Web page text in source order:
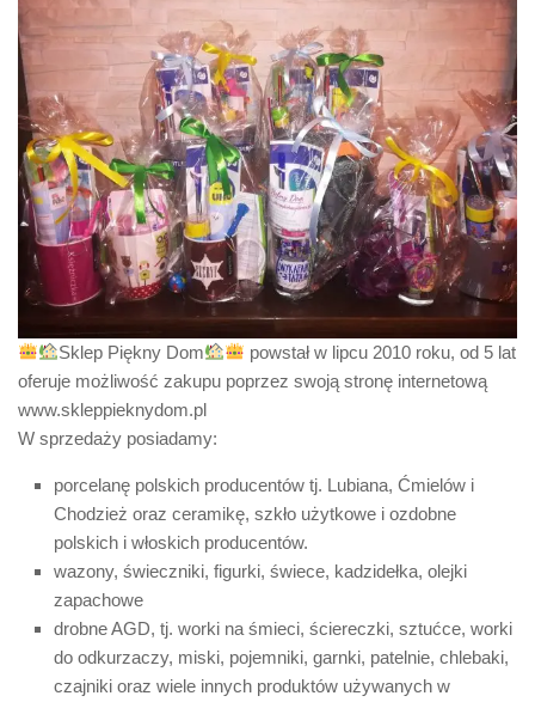
Sklep Piękny Dom
powstał w lipcu 2010 roku, od 5 lat
oferuje możliwość zakupu poprzez swoją stronę internetową
www.skleppieknydom.pl
W sprzedaży posiadamy:
porcelanę polskich producentów tj. Lubiana, Ćmielów i
Chodzież oraz ceramikę, szkło użytkowe i ozdobne
polskich i włoskich producentów.
wazony, świeczniki, figurki, świece, kadzidełka, olejki
zapachowe
drobne AGD, tj. worki na śmieci, ściereczki, sztućce, worki
do odkurzaczy, miski, pojemniki, garnki, patelnie, chlebaki,
czajniki oraz wiele innych produktów używanych w